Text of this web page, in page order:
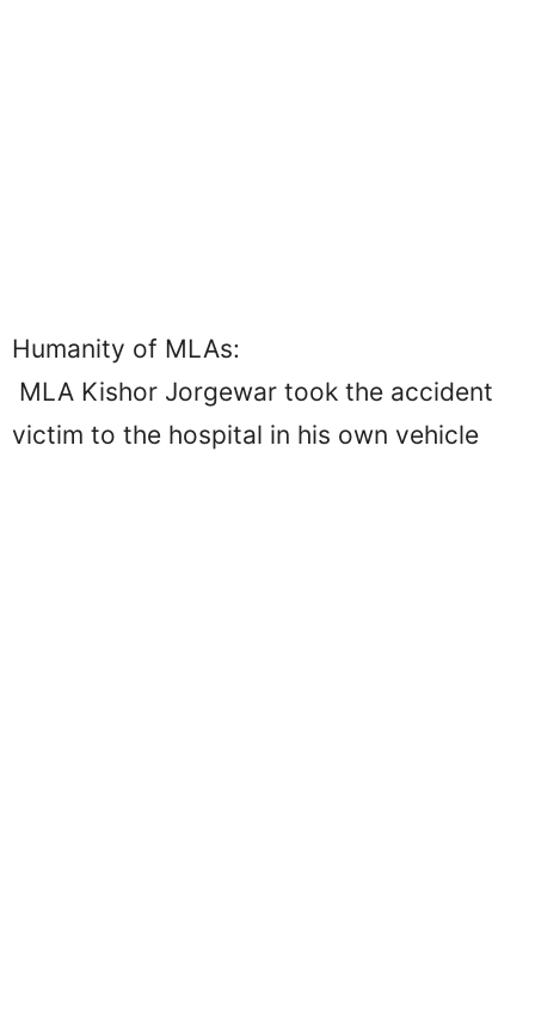
Humanity of MLAs:
MLA Kishor Jorgewar took the accident
victim to the hospital in his own vehicle